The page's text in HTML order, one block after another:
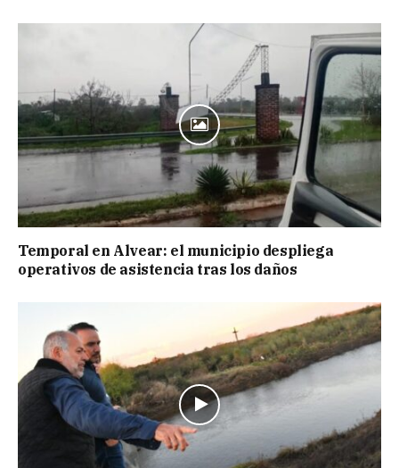
Temporal en Alvear: el municipio despliega
operativos de asistencia tras los daños